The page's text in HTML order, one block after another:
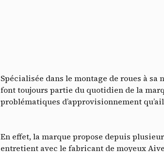
Spécialisée dans le montage de roues à
font toujours partie du quotidien de la
problématiques d’approvisionnement
En effet, la marque propose depuis
entretient avec le fabricant de moyeux